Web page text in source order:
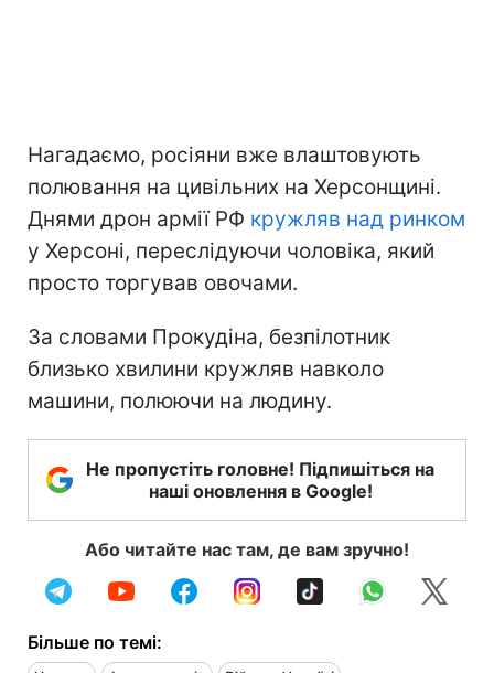
Нагадаємо, росіяни вже влаштовують
полювання на цивільних на Херсонщині.
Днями дрон армії РФ кружляв над ринком
у Херсоні, переслідуючи чоловіка, який
просто торгував овочами.
За словами Прокудіна, безпілотник
близько хвилини кружляв навколо
машини, полюючи на людину.
Не пропустіть головне! Підпишіться на
наші оновлення в Google!
Або читайте нас там, де вам зручно!
Більше по темі: